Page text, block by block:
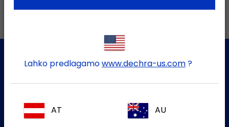
Služba za stranke
uporabnikom
Lahko predlagamowww.dechra-us.com?
AT AU